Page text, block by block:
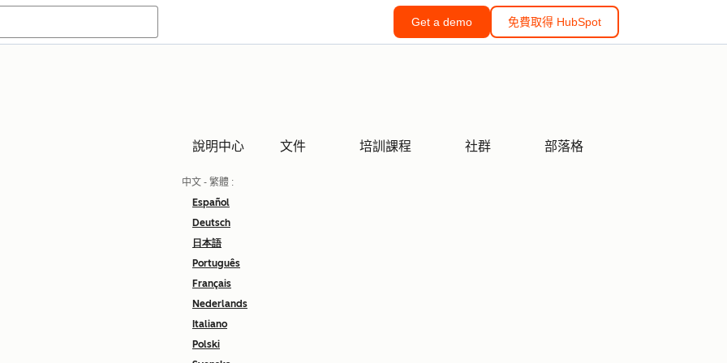
Get a demo 免費取得 HubSpot
說明中心 文件 培訓課程 社群 部落格
中文 - 繁體 :
Español
Deutsch
日本語
Português
Français
Nederlands
Italiano
Polski